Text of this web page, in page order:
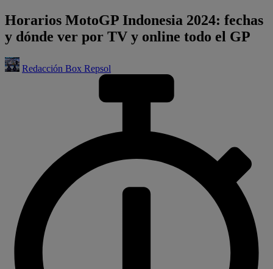
Horarios MotoGP Indonesia 2024: fechas
y dónde ver por TV y online todo el GP
Redacción Box Repsol